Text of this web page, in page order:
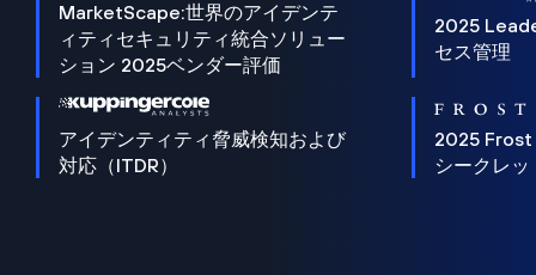
MarketScape:世界のアイデンテ
ィティセキュリティ統合ソリュー
ション 2025ベンダー評価
2025
セス管理
アイデンティティ脅威検知および
対応（ITDR）
2025 Frost
シークレッ